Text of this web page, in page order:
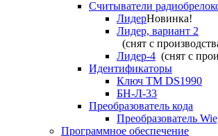
Считыватели
ЛидерНовинка!
Лидер, вариант 2
(снят с
Лидер-4 (снят с
Идентификаторы
Ключ TM DS1990
БН-Л-33
Преобразователь кода
Преобразователь
Программное обеспечение